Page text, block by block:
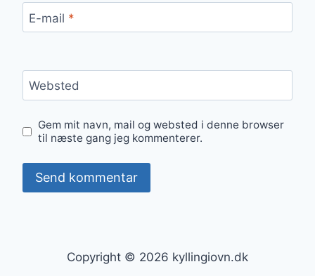
E-mail *
Websted
Gem mit navn, mail og websted i denne browser
til næste gang jeg kommenterer.
Copyright © 2026 kyllingiovn.dk